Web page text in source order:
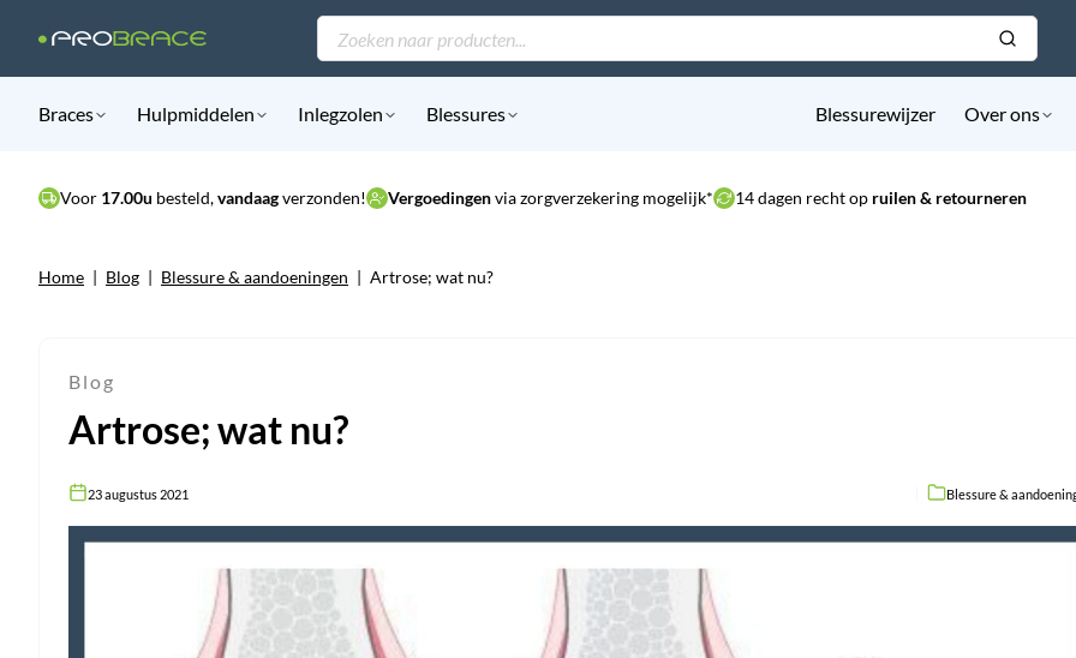
Producten
zoeken
Braces Hulpmiddelen Inlegzolen Blessures Blessurewijzer Over ons
Voor 17.00u besteld,vandaagverzonden! Vergoedingenvia zorgverzekering mogelijk* 14 dagen recht op ruilen & retourneren
Home | Blog | Blessure & aandoeningen | Artrose; wat nu?
Blog
Artrose; wat nu?
23 augustus 2021 Blessure &